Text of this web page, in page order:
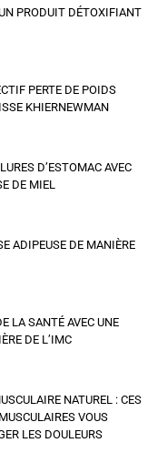
PRODUIT DÉTOXIFIANT
PERTE DE POIDS
KHIERNEWMAN
D’ESTOMAC AVEC
DE MIEL
ADIPEUSE DE MANIÈRE
LA SANTÉ AVEC UNE
DE L’IMC
NATUREL : CES
VOUS
LES DOULEURS